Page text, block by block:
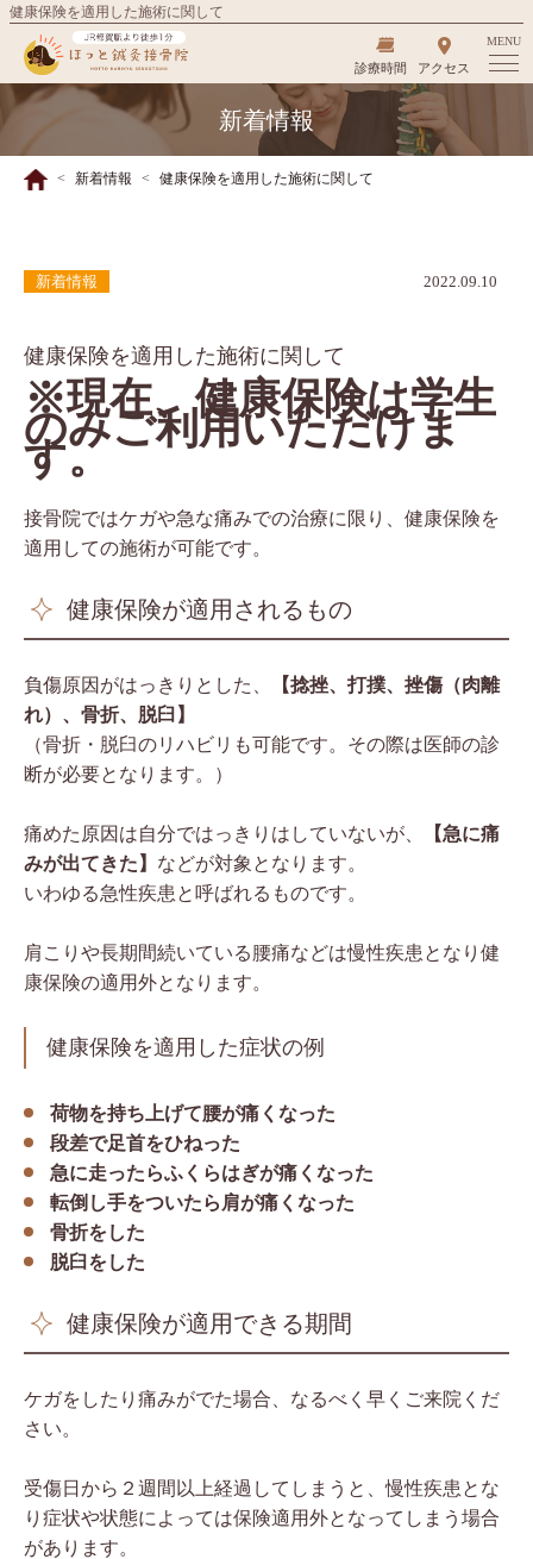
健康保険を適用した施術に関して
診療時間 アクセス
MENU
新着情報
新着情報 健康保険を適用した施術に関して
新着情報 2022.09.10
健康保険を適用した施術に関して
※現在、健康保険は学生
のみご利用いただけま
す。
接骨院ではケガや急な痛みでの治療に限り、健康保険を
適用しての施術が可能です。
健康保険が適用されるもの
負傷原因がはっきりとした、
【捻挫、打撲、挫傷（肉離
れ）、骨折、脱臼】
（骨折・脱臼のリハビリも可能です。その際は医師の診
断が必要となります。）
痛めた原因は自分ではっきりはしていないが、
【急に痛
みが出てきた】 などが対象となります。
いわゆる急性疾患と呼ばれるものです。
肩こりや長期間続いている腰痛などは慢性疾患となり健
康保険の適用外となります。
健康保険を適用した症状の例
荷物を持ち上げて腰が痛くなった
段差で足首をひねった
急に走ったらふくらはぎが痛くなった
転倒し手をついたら肩が痛くなった
骨折をした
脱臼をした
健康保険が適用できる期間
ケガをしたり痛みがでた場合、なるべく早くご来院くだ
さい。
受傷日から２週間以上経過してしまうと、慢性疾患とな
り症状や状態によっては保険適用外となってしまう場合
があります。